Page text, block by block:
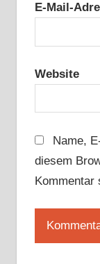
E-Mail-
Website
Name,
diesem
Kommentar